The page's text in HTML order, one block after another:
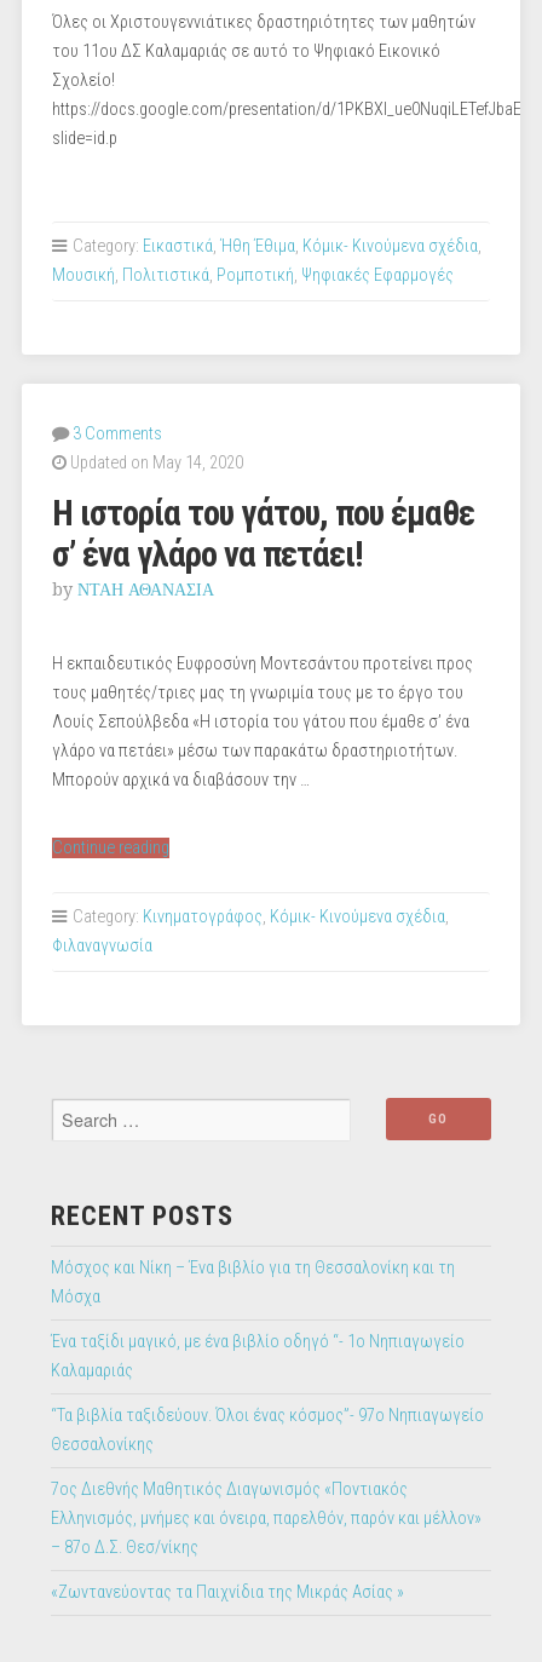
Όλες οι Χριστουγεννιάτικες δραστηριότητες των μαθητών
του 11ου ΔΣ Καλαμαριάς σε αυτό το Ψηφιακό Εικονικό
Σχολείο!
https://docs.google.com/presentation/d/
slide=id.p
Category: Εικαστικά, Ήθη Έθιμα, Κόμικ- Κινούμενα σχέδια,
Μουσική, Πολιτιστικά, Ρομποτική, Ψηφιακές Εφαρμογές
3 Comments
Updated on May 14, 2020
Η ιστορία του γάτου, που έμαθε
σ’ ένα γλάρο να πετάει!
by ΝΤΑΗ ΑΘΑΝΑΣΙΑ
Η εκπαιδευτικός Ευφροσύνη Μοντεσάντου προτείνει προς
τους μαθητές/τριες μας τη γνωριμία τους με το έργο του
Λουίς Σεπούλβεδα «Η ιστορία του γάτου που έμαθε σ’ ένα
γλάρο να πετάει» μέσω των παρακάτω δραστηριοτήτων.
Μπορούν αρχικά να διαβάσουν την …
Continue reading“Η
σ’
Category: Κινηματογράφος, Κόμικ- Κινούμενα σχέδια,
Φιλαναγνωσία
RECENT POSTS
Μόσχος και Νίκη – Ένα βιβλίο για τη Θεσσαλονίκη και τη
Μόσχα
Ένα ταξίδι μαγικό, με ένα βιβλίο οδηγό “- 1ο Νηπιαγωγείο
Καλαμαριάς
“Τα βιβλία ταξιδεύουν. Όλοι ένας κόσμος”- 97ο Νηπιαγωγείο
Θεσσαλονίκης
7ος Διεθνής Μαθητικός Διαγωνισμός «Ποντιακός
Ελληνισμός, μνήμες και όνειρα, παρελθόν, παρόν και μέλλον»
– 87ο Δ.Σ. Θεσ/νίκης
«Ζωντανεύοντας τα Παιχνίδια της Μικράς Ασίας »